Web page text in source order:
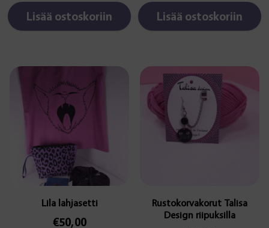
Lisää ostoskoriin Lisää ostoskoriin
Lila lahjasetti
€50,00
Rustokorvakorut Talisa
Design riipuksilla
Tällä
tuotteella
on
useampi
muunnelma.
Voit